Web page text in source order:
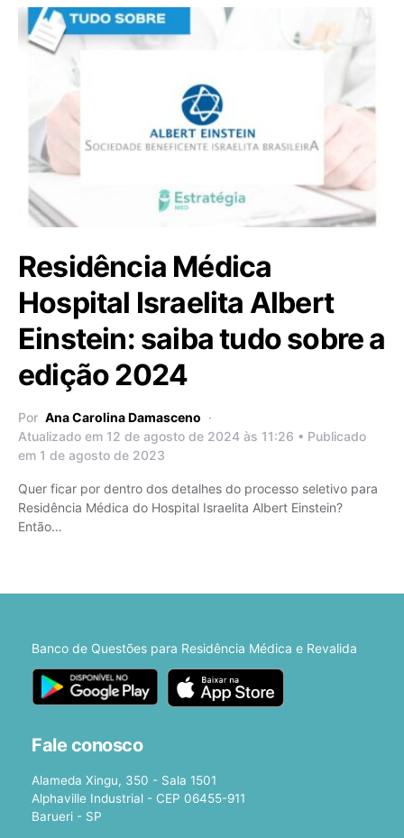
Residência Médica
Hospital Israelita Albert
Einstein: saiba tudo sobre a
edição 2024
Por Ana Carolina Damasceno
Atualizado em 12 de agosto de 2024 às 11:26 • Publicado
em 1 de agosto de 2023
Quer ficar por dentro dos detalhes do processo seletivo para
Residência Médica do Hospital Israelita Albert Einstein?
Então…
Banco de Questões para Residência Médica e Revalida
Fale conosco
Alameda Xingu, 350 - Sala 1501
Alphaville Industrial - CEP 06455-911
Barueri - SP